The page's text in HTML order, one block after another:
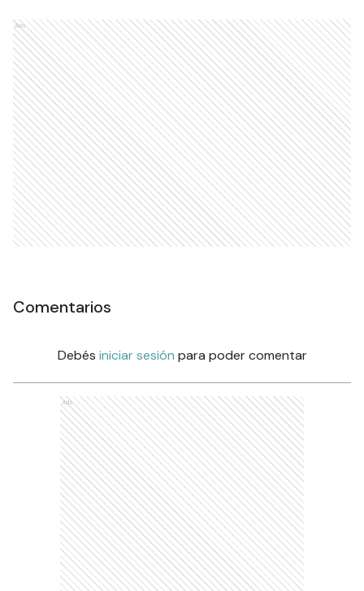
Ads
Comentarios
Debés iniciar sesión para poder comentar
Ads